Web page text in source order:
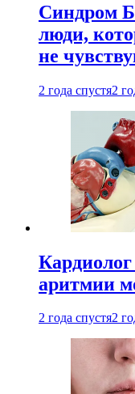
Синдром
люди,
не
2 года спустя2
аритмии
2 года спустя2